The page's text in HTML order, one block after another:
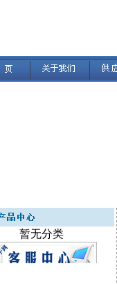
暂无分类